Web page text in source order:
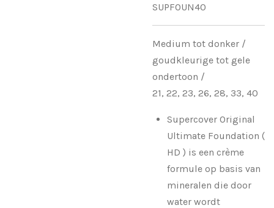
SUPFOUN40
Medium tot donker /
goudkleurige tot gele
ondertoon /
21, 22, 23, 26, 28, 33, 40
Supercover Original
Ultimate Foundation (
HD ) is een crème
formule op basis van
mineralen die door
water wordt